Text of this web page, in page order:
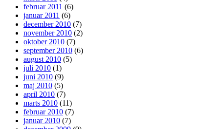
februar 2011 (6)
januar 2011 (6)
december 2010 (7)
november 2010 (2)
oktober 2010 (7)
september 2010 (6)
august 2010 (5)
juli 2010 (1)
juni 2010 (9)
maj 2010 (5)
april 2010 (7)
marts 2010 (11)
februar 2010 (7)
januar 2010 (7)